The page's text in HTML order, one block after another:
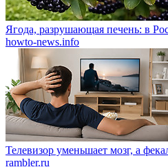
Ягода, разрушающая печень: в
howto-news.info
Телевизор уменьшает мозг, а
rambler.ru